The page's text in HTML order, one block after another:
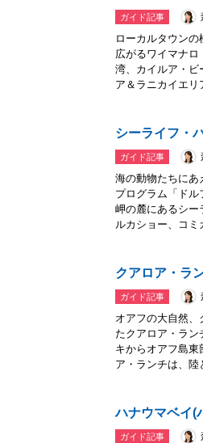
ガイド記事
ローカルタウン
広がるワイマナ
湾、カイルア・ビ
ア＆ラニカイエ
シーライフ・
ガイド記事
海の動物たちにあ
プログラム「ドル
岬の麓にあるシー
ルカショー、コ
クアロア・ラ
ガイド記事
オアフの大自然
たクアロア・ラ
キからオアフ島東
ア・ランチは、
ハナウマベイ(
ガイド記事